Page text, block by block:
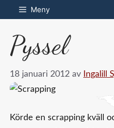
Hoppa
till
innehåll
Meny
Pyssel
18 januari 2012 av Ingalill
Körde en scrapping kväll